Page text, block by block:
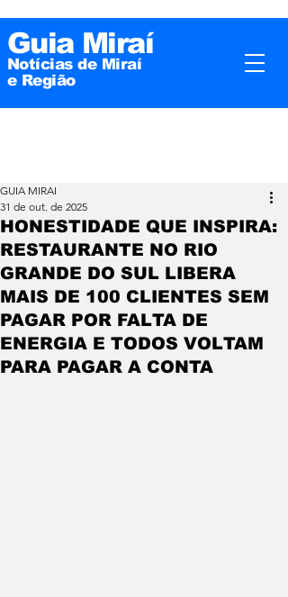
Guia Miraí
Notícias de Miraí
e Região
HONESTIDADE QUE INSPIRA:
RESTAURANTE NO RIO
GRANDE DO SUL LIBERA
MAIS DE 100 CLIENTES SEM
PAGAR POR FALTA DE
ENERGIA E TODOS VOLTAM
PARA PAGAR A CONTA
GUIA MIRAI
31 de out. de 2025